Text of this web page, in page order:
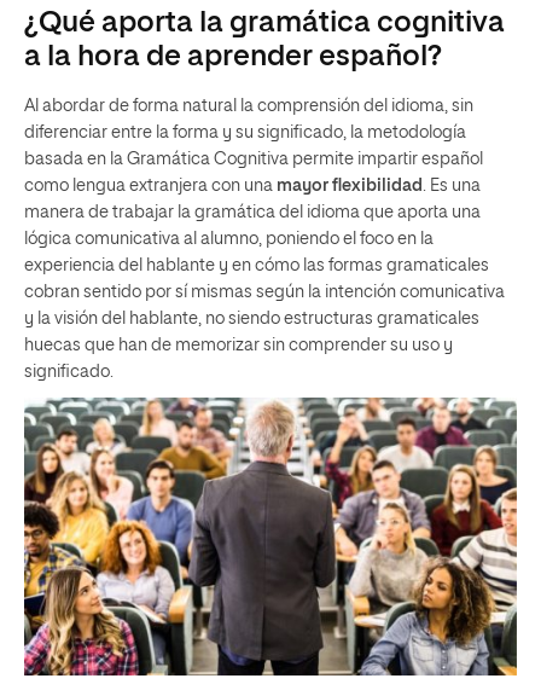
¿Qué aporta la gramática cognitiva
a la hora de aprender español?
Al abordar de forma natural la comprensión del idioma, sin
diferenciar entre la forma y su significado, la metodología
basada en la Gramática Cognitiva permite impartir español
como lengua extranjera con una mayor flexibilidad . Es una
manera de trabajar la gramática del idioma que aporta una
lógica comunicativa al alumno, poniendo el foco en la
experiencia del hablante y en cómo las formas gramaticales
cobran sentido por sí mismas según la intención comunicativa
y la visión del hablante, no siendo estructuras gramaticales
huecas que han de memorizar sin comprender su uso y
significado.